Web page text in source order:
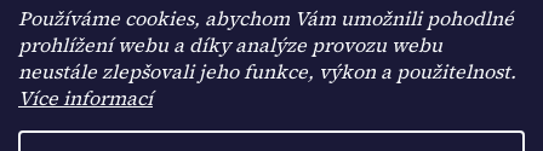
Používáme cookies, abychom Vám umožnili pohodlné
prohlížení webu a díky analýze provozu webu
neustále zlepšovali jeho funkce, výkon a použitelnost.
Více informací